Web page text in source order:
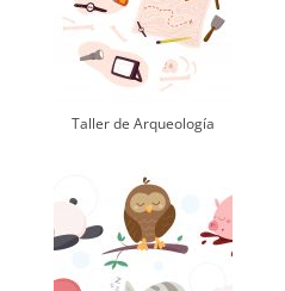
Taller de Arqueología